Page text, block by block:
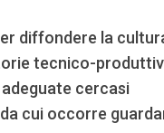
diffondere la
tecnico-
cercasi
cui occorre